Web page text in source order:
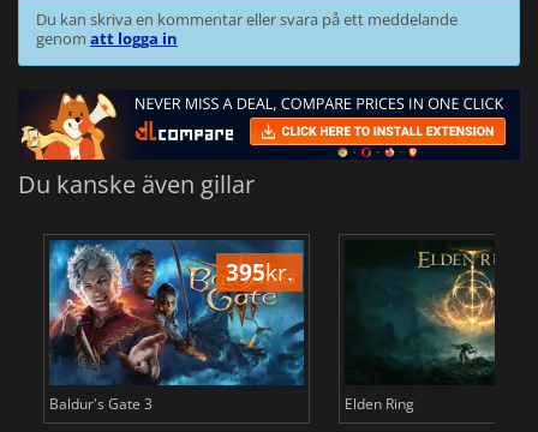
Du kan skriva en kommentar eller svara på ett meddelande
genom att logga in
Du kanske även gillar
395kr.
Baldur's Gate 3 Elden Ring